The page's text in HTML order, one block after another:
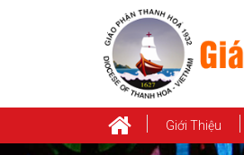
Giới Thiệu